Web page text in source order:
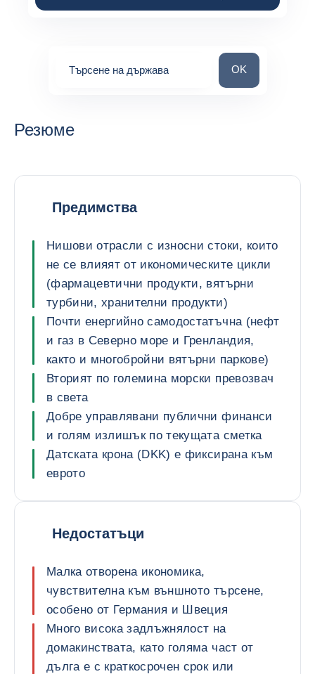
Търсене на държава Търсене на
OK
Резюме
Предимства
Нишови отрасли с износни стоки, които
не се влияят от икономическите цикли
(фармацевтични продукти, вятърни
турбини, хранителни продукти)
Почти енергийно самодостатъчна (нефт
и газ в Северно море и Гренландия,
както и многобройни вятърни паркове)
Вторият по големина морски превозвач
в света
Добре управлявани публични финанси
и голям излишък по текущата сметка
Датската крона (DKK) е фиксирана към
еврото
Недостатъци
Малка отворена икономика,
чувствителна към външното търсене,
особено от Германия и Швеция
Много висока задлъжнялост на
домакинствата, като голяма част от
дълга е с краткосрочен срок или